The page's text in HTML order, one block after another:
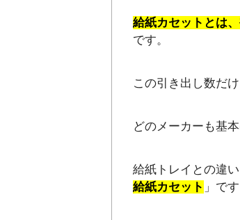
給紙カセットとは
です。
この引き出し数だ
どのメーカーも基
給紙トレイとの違
給紙カセット 」です